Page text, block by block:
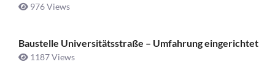
976 Views
Baustelle Universitätsstraße ­– Umfahrung eingerichtet
1187 Views